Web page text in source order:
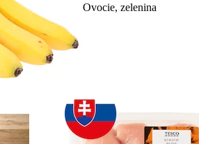
Ovocie, zelenina